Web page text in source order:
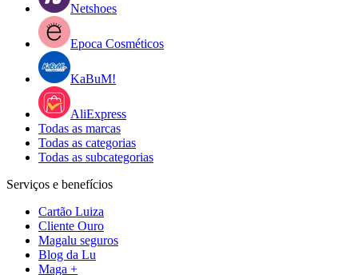
Netshoes
Epoca Cosméticos
KaBuM!
AliExpress
Todas as marcas
Todas as categorias
Todas as subcategorias
Serviços e benefícios
Cartão Luiza
Cliente Ouro
Magalu seguros
Blog da Lu
Maga +